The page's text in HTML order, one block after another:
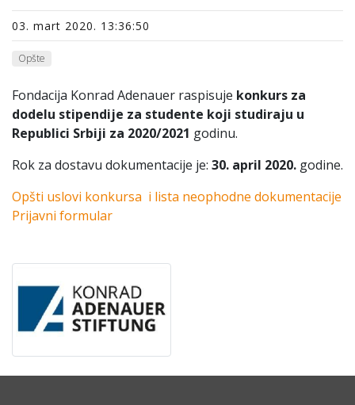
03. mart 2020. 13:36:50
Opšte
Fondacija Konrad Adenauer raspisuje konkurs za
dodelu stipendije za studente koji studiraju u
Republici Srbiji za 2020/2021 godinu.
Rok za dostavu dokumentacije je: 30. april 2020. godine.
Opšti uslovi konkursa i lista neophodne dokumentacije
Prijavni formular